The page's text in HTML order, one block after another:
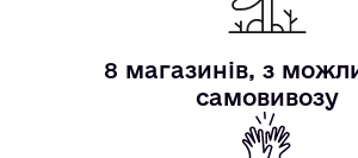
8 магазинів, з
самовивозу